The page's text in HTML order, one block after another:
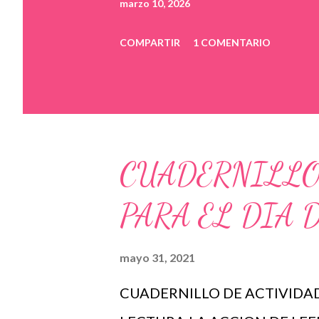
marzo 10, 2026
COMPARTIR 1 COMENTARIO
PARA EL DIA
mayo 31, 2021
CUADERNILLO DE